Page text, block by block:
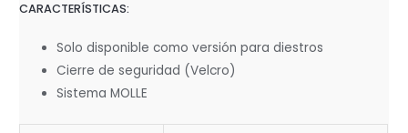
CARACTERÍSTICAS:
Solo disponible como versión para diestros
Cierre de seguridad (Velcro)
Sistema MOLLE